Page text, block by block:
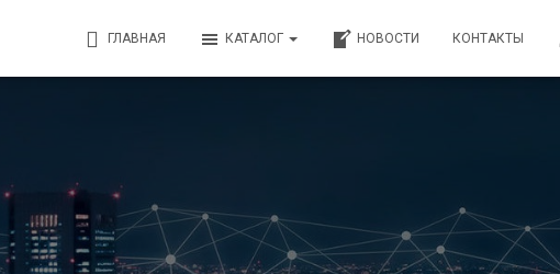
ГЛАВНАЯ КАТАЛОГ НОВОСТИ КОНТАКТЫ